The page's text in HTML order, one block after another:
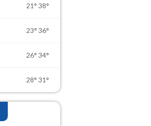
21° 38°
23° 36°
26° 34°
28° 31°